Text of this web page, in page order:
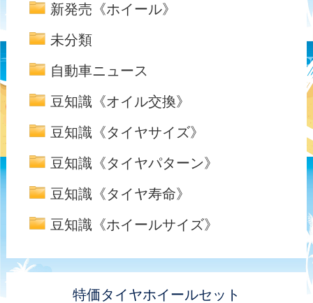
新発売《ホイール》
未分類
自動車ニュース
豆知識《オイル交換》
豆知識《タイヤサイズ》
豆知識《タイヤパターン》
豆知識《タイヤ寿命》
豆知識《ホイールサイズ》
特価タイヤホイールセット